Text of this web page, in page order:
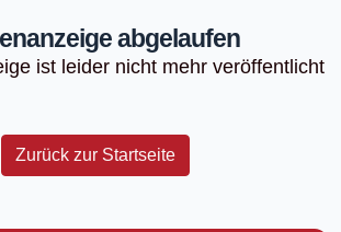
abgelaufen
ist leider nicht mehr veröffentlicht
Zurück zur Startseite